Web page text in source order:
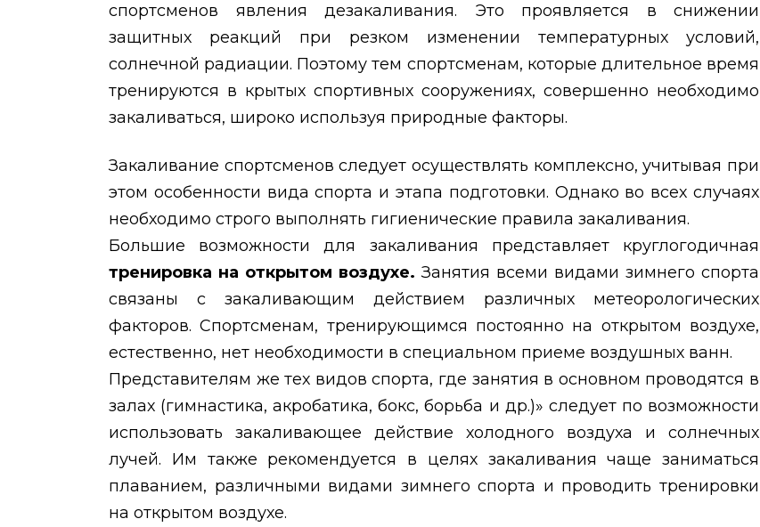
спортсменов явления дезакаливания. Это проявляется в снижении
защитных реакций при резком изменении температурных условий,
солнечной радиации. Поэтому тем спортсменам, которые длительное время
тренируются в крытых спортивных сооружениях, совершенно необходимо
закаливаться, широко используя природные факторы.
Закаливание спортсменов следует осуществлять комплексно, учитывая при
этом особенности вида спорта и этапа подготовки. Однако во всех случаях
необходимо строго выполнять гигиенические правила закаливания.
Большие возможности для закаливания представляет круглогодичная
тренировка на открытом воздухе. Занятия всеми видами зимнего спорта
связаны с закаливающим действием различных метеорологических
факторов. Спортсменам, тренирующимся постоянно на открытом воздухе,
естественно, нет необходимости в специальном приеме воздушных ванн.
Представителям же тех видов спорта, где занятия в основном проводятся в
залах (гимнастика, акробатика, бокс, борьба и др.)» следует по возможности
использовать закаливающее действие холодного воздуха и солнечных
лучей. Им также рекомендуется в целях закаливания чаще заниматься
плаванием, различными видами зимнего спорта и проводить тренировки
на открытом воздухе.